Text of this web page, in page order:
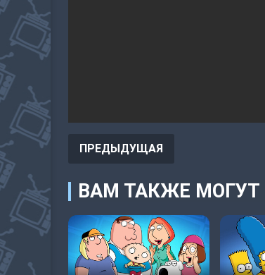
ПРЕДЫДУЩАЯ
ВАМ ТАКЖЕ МОГУТ